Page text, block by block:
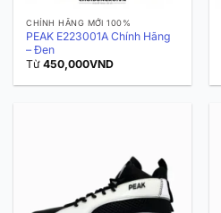
CHÍNH HÃNG MỚI 100%
PEAK E223001A Chính Hãng
– Đen
Từ450,000VND